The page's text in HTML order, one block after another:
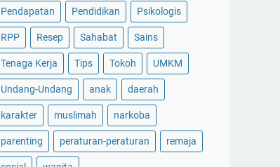
Pendapatan Pendidikan Psikologis
RPP Resep Sahabat Sains
Tenaga Kerja Tips Tokoh UMKM
Undang-Undang anak daerah
karakter muslimah narkoba
parenting peraturan-peraturan remaja